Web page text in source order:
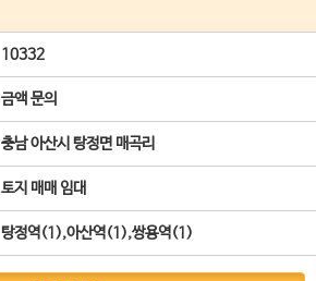
10332
금액 문의
충남 아산시 탕정면 매곡리
토지 매매 임대
탕정역(1),아산역(1),쌍용역(1)